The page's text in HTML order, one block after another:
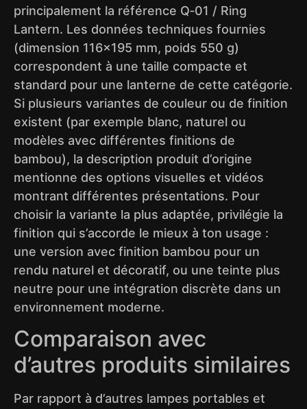
principalement la référence Q‑01 / Ring
Lantern. Les données techniques fournies
(dimension 116×195 mm, poids 550 g)
correspondent à une taille compacte et
standard pour une lanterne de cette catégorie.
Si plusieurs variantes de couleur ou de finition
existent (par exemple blanc, naturel ou
modèles avec différentes finitions de
bambou), la description produit d’origine
mentionne des options visuelles et vidéos
montrant différentes présentations. Pour
choisir la variante la plus adaptée, privilégie la
finition qui s’accorde le mieux à ton usage :
une version avec finition bambou pour un
rendu naturel et décoratif, ou une teinte plus
neutre pour une intégration discrète dans un
environnement moderne.
Comparaison avec
d’autres produits similaires
Par rapport à d’autres lampes portables et